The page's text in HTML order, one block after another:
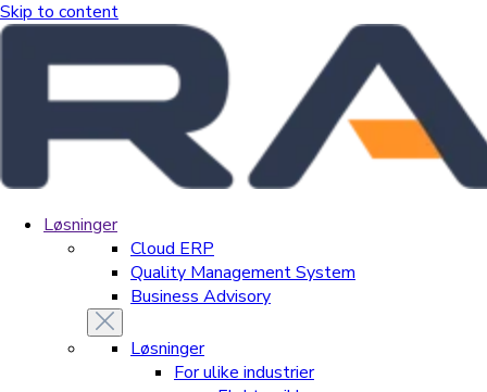
Skip to content
Løsninger
Cloud ERP
Quality Management System
Business Advisory
Løsninger
For ulike industrier